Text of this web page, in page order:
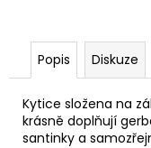
Popis Diskuze
Kytice složena na
krásně doplňují
santinky a